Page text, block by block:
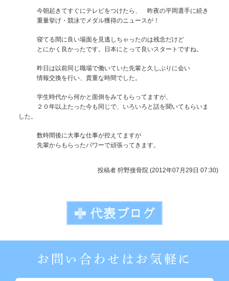
今朝起きてすぐにテレビをつけたら、 昨夜の平岡選手に続き
重量挙げ・競泳でメダル獲得のニュースが！
寝てる間に良い場面を見逃しちゃったのは残念だけど
とにかく良かったです。日本にとって良いスタートですね。
昨日は以前同じ職場で働いていた先輩と久しぶりに会い
情報交換を行い、貴重な時間でした。
学生時代から何かと面倒をみてもらってますが、
２０年以上たった今も同じで、いろいろと話を聞いてもらいま
した。
数時間後に大事な仕事が控えてますが
先輩からもらったパワーで頑張ってきます。
投稿者 狩野接骨院 (2012年07月29日 07:30)
お問い合わせはお気軽に